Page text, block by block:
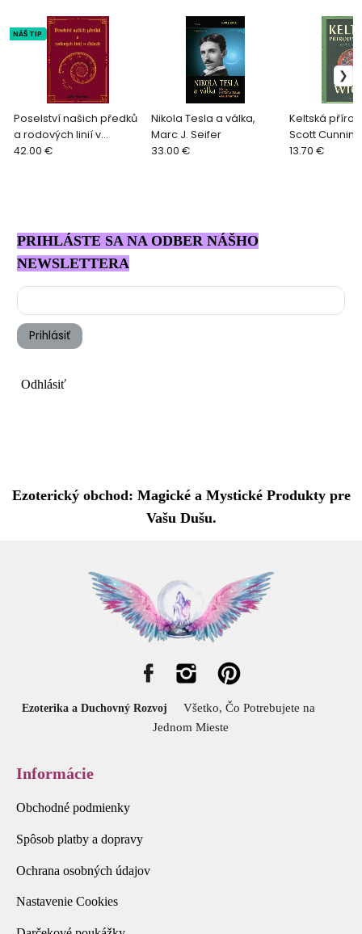
Poselství našich předků
a rodových linií v
číslech, Ester Davidová
NÁŠ TIP
42.00 €
Nikola Tesla a válka,
Marc J. Seifer
33.00 €
Keltská
Scott
13.70 €
PRIHLÁSTE SA NA ODBER NÁŠHO
NEWSLETTERA
Prihlásiť
Odhlásiť
Ezoterický obchod: Magické a Mystické Produkty pre
Vašu Dušu.
Ezoterika a Duchovný Rozvoj
Všetko, Čo Potrebujete na
Jednom Mieste
Informácie
Obchodné podmienky
Spôsob platby a dopravy
Ochrana osobných údajov
Nastavenie Cookies